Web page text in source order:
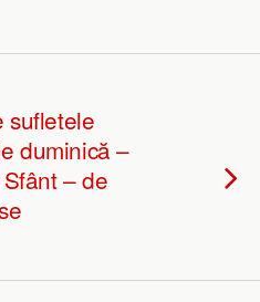
sufletele
duminică –
– de